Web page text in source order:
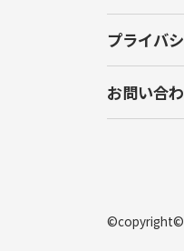
プライバ
お問い合